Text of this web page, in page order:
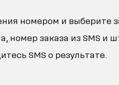
номером и выберите
номер заказа из SMS и
SMS о результате.